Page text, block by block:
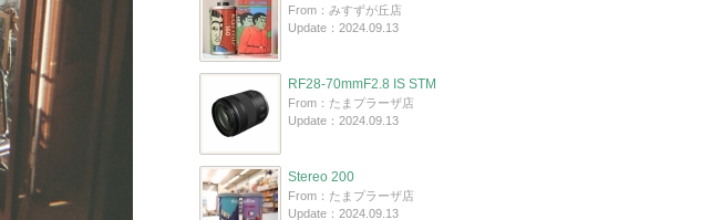
From：みすずが丘店
Update：2024.09.13
RF28-70mmF2.8 IS STM
From：たまプラーザ店
Update：2024.09.13
Stereo 200
From：たまプラーザ店
Update：2024.09.13